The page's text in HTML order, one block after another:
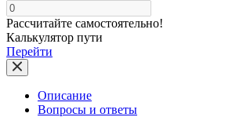
Рассчитайте самостоятельно!
Калькулятор пути
Перейти
Описание
Вопросы и ответы